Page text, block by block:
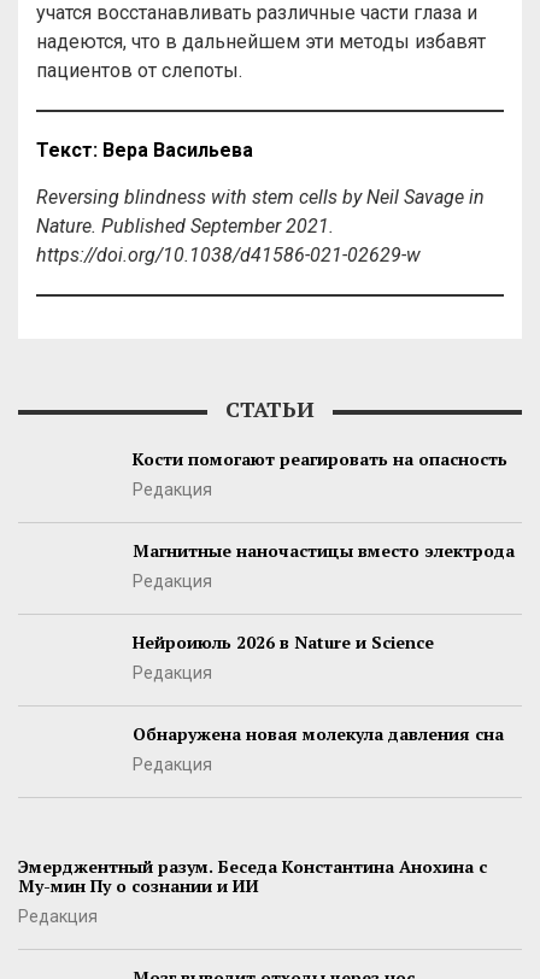
учатся восстанавливать различные части глаза и
надеются, что в дальнейшем эти методы избавят
пациентов от слепоты.
Текст: Вера Васильева
Reversing blindness with stem cells by Neil Savage in
Nature. Published September 2021.
https://doi.org/10.1038/d41586-021-02629-w
СТАТЬИ
Кости помогают реагировать на опасность
Редакция
Магнитные наночастицы вместо электрода
Редакция
Нейроиюль 2026 в Nature и Science
Редакция
Обнаружена новая молекула давления сна
Редакция
Эмерджентный разум. Беседа Константина Анохина с
Му-мин Пу о сознании и ИИ
Редакция